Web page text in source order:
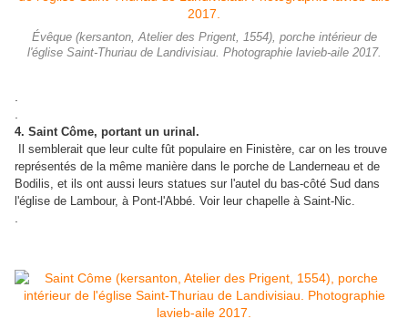
Évêque (kersanton, Atelier des Prigent, 1554), porche intérieur de
l'église Saint-Thuriau de Landivisiau. Photographie lavieb-aile 2017.
4. Saint Côme, portant un urinal.
Il semblerait que leur culte fût populaire en Finistère, car on les trouve
représentés de la même manière dans le porche de Landerneau et de
Bodilis, et ils ont aussi leurs statues sur l'autel du bas-côté Sud dans
l'église de Lambour, à Pont-l'Abbé. Voir leur chapelle à Saint-Nic.